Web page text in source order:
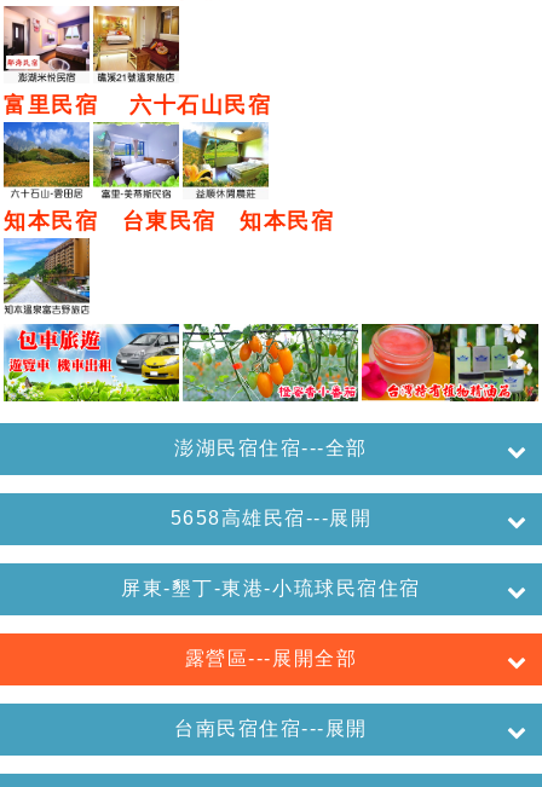
富里民宿 六十石山民宿
知本民宿 台東民宿 知本民宿
澎湖民宿住宿---全部
5658高雄民宿---展開
屏東-墾丁-東港-小琉球民宿住宿
露營區---展開全部
台南民宿住宿---展開